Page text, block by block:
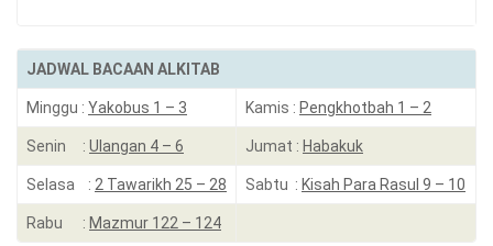
JADWAL BACAAN ALKITAB
Minggu : Yakobus 1 – 3 Kamis : Pengkhotbah 1 – 2
Senin : Ulangan 4 – 6 Jumat : Habakuk
Selasa : 2 Tawarikh 25 – 28 Sabtu : Kisah Para Rasul 9 – 10
Rabu : Mazmur 122 – 124